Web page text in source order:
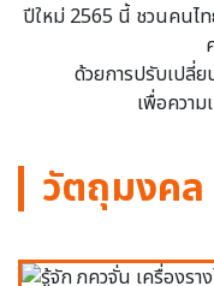
ปีใหม่ 2565 นี้ ชวนคนไ
ด้วยการปรับเปลี่
เพื่อควา
วัตถุมงคล